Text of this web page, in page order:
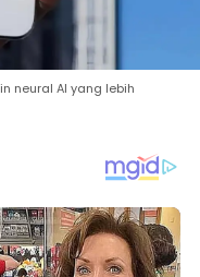
neural AI yang lebih